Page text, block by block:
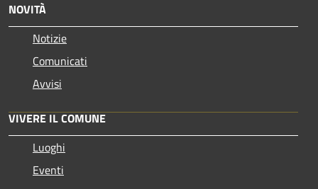
NOVITÀ
Notizie
Comunicati
Avvisi
VIVERE IL COMUNE
Luoghi
Eventi